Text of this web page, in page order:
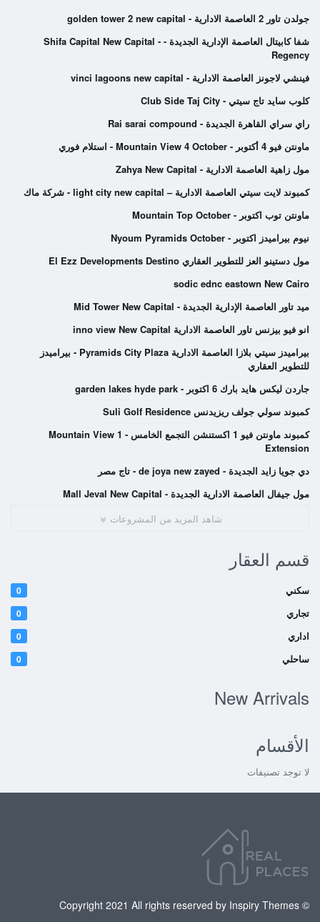
جولدن تاور 2 العاصمة الادارية - golden tower 2 new capital
شفا كابيتال العاصمة الإدارية الجديدة - Shifa Capital New Capital -
Regency
فينشي لاجونز العاصمة الادارية - vinci lagoons new capital
كلوب سايد تاج سيتي - Club Side Taj City
راي سراي القاهرة الجديدة - Rai sarai compound
ماونتن فيو 4 أكتوبر - Mountain View 4 October - استلام فوري
مول زاهية العاصمة الادارية - Zahya New Capital
كمبوند لايت سيتي العاصمة الادارية – light city new capital - شركة ماك
ماونتن توب اكتوبر - Mountain Top October
نيوم بيراميدز اكتوبر - Nyoum Pyramids October
مول دستينو العز للتطوير العقاري El Ezz Developments Destino
sodic ednc eastown New Cairo
ميد تاور العاصمة الإدارية الجديدة - Mid Tower New Capital
انو فيو بيزنس تاور العاصمة الادارية inno view New Capital
بيراميدز سيتي بلازا العاصمة الادارية Pyramids City Plaza - بيراميدز
للتطوير العقاري
جاردن ليكس هايد بارك 6 اكتوبر - garden lakes hyde park
كمبوند سولي جولف ريزيدنس Suli Golf Residence
كمبوند ماونتن فيو 1 اكستنشن التجمع الخامس - Mountain View 1
Extension
دي جويا زايد الجديدة - de joya new zayed - تاج مصر
مول جيفال العاصمة الادارية الجديدة - Mall Jeval New Capital
شاهد المزيد من المشروعات
قسم العقار
سكني 0
تجاري 0
اداري 0
ساحلي 0
New Arrivals
الأقسام
لا توجد تصنيفات
© Copyright 2021 All rights reserved by Inspiry Themes